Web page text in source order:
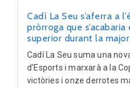
Cadí La Seu s’aferra a
pròrroga que
superior durant la
Cadí La Seu suma una
d’Esports i marxarà a la
victòries i onze derrotes